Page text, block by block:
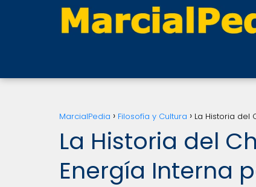
MarcialPedia Filosofía y Cultura La Historia del
La Historia del
Energía Interna